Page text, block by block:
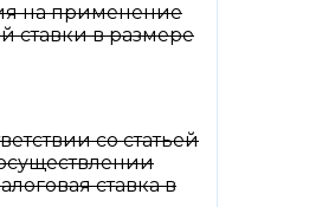
на применение
ставки в размере
со статьей
ставка в